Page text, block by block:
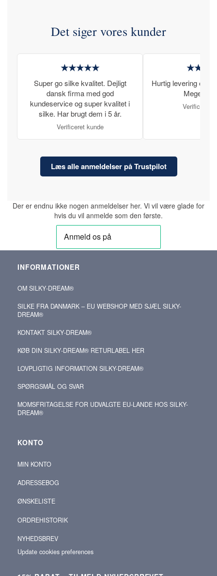
Det siger vores kunder
★★★★★
Super go silke kvalitet. Dejligt
dansk firma med god
kundeservice og super kvalitet i
silke. Har brugt dem i 5 år.
Verificeret kunde
Hurtig levering og
Meget
Verificeret
Læs alle anmeldelser på Trustpilot
Der er endnu ikke nogen anmeldelser her. Vi vil være glade for
hvis du vil anmelde som den første.
INFORMATIONER
OM SILKY‑DREAM®
SILKE FRA DANMARK – EU WEBSHOP MED SJÆL SILKY-
DREAM®
KONTAKT SILKY‑DREAM®
KØB DIN SILKY‑DREAM® RETURLABEL HER
LOVPLIGTIG INFORMATION SILKY-DREAM®
SPØRGSMÅL OG SVAR
MOMSFRITAGELSE FOR UDVALGTE EU-LANDE HOS SILKY-
DREAM®
KONTO
MIN KONTO
ADRESSEBOG
ØNSKELISTE
ORDREHISTORIK
NYHEDSBREV
Update cookies preferences